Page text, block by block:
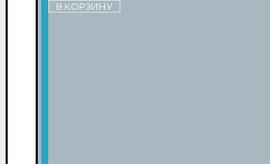
В КОРЗИНУ